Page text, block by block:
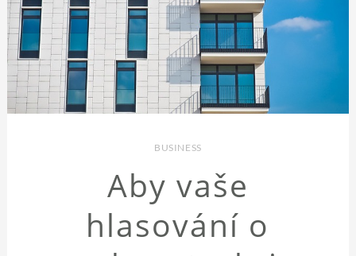
BUSINESS
Aby vaše
hlasování o